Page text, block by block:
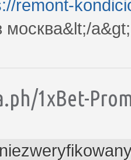
remont-
москва&lt;/a&gt;
1xBet-